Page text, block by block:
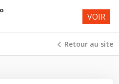
Retour au site
VOIR